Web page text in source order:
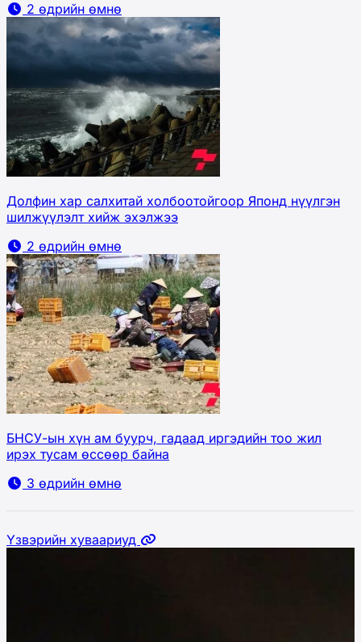
2 өдрийн өмнө
Долфин хар салхитай холбоотойгоор Японд нүүлгэн
шилжүүлэлт хийж эхэлжээ
2 өдрийн өмнө
БНСУ-ын хүн ам буурч, гадаад иргэдийн тоо жил
ирэх тусам өссөөр байна
3 өдрийн өмнө
Үзвэрийн хуваариуд